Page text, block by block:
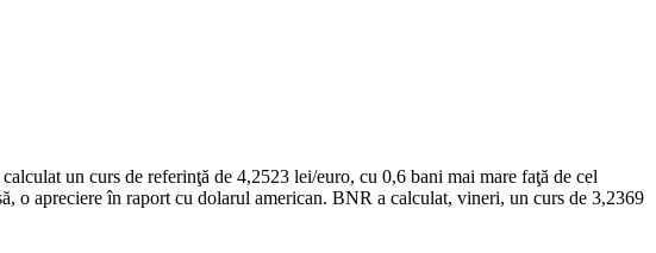
un curs de referinţă de 4,2523 lei/euro, cu 0,6 bani mai mare faţă de cel
o apreciere în raport cu dolarul american. BNR a calculat, vineri, un curs de 3,2369